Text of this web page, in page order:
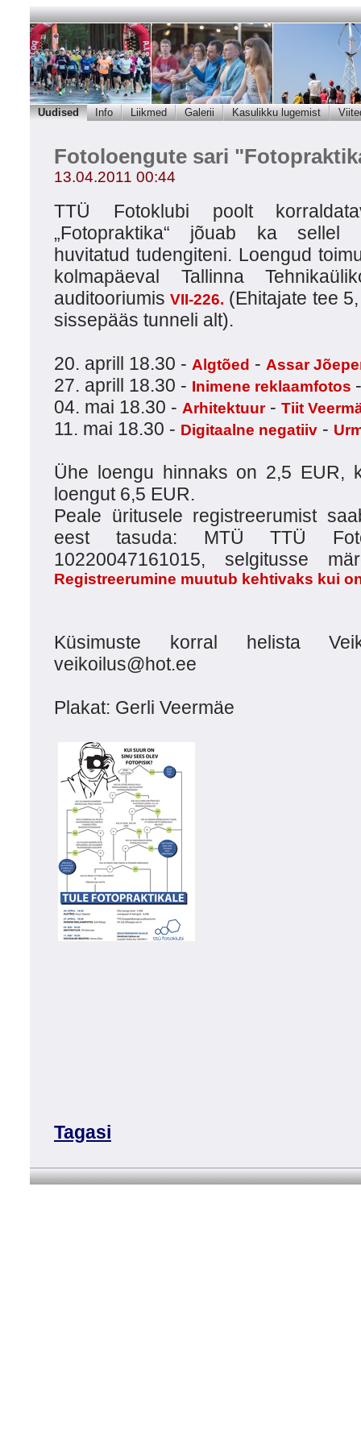
Uudised Info Liikmed Galerii Kasulikku lugemist
Fotoloengute sari
13.04.2011 00:44
TTÜ Fotoklubi poolt
„Fotopraktika“ jõuab ka sellel
huvitatud tudengiteni. Loengud
kolmapäeval Tallinna
auditooriumisVII-226. (Ehitajate tee
sissepääs tunneli alt).
20. aprill 18.30 - Algtõed - Assar
27. aprill 18.30 - Inimene reklaamfotos
04. mai 18.30 - Arhitektuur- Tiit
11. mai 18.30 - Digitaalne negatiiv -
Ühe loengu hinnaks on 2,5 EUR,
loengut 6,5 EUR.
Peale üritusele registreerumist
eest tasuda: MTÜ TTÜ
10220047161015, selgitusse
Registreerumine muutub kehtivaks kui
Küsimuste korral helista
veikoilus@hot.ee
Plakat: Gerli Veermäe
Tagasi